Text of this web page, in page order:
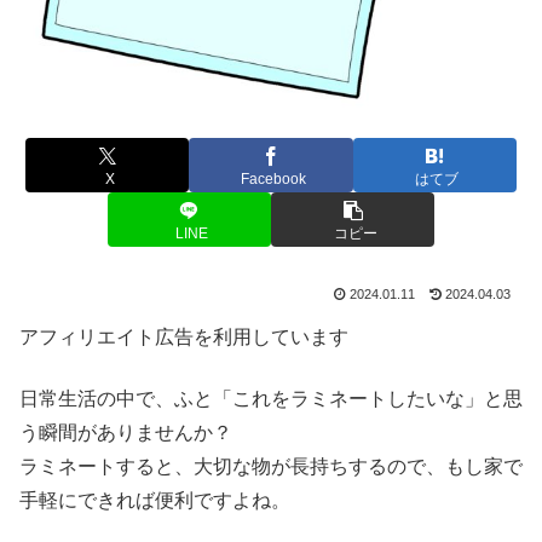
X Facebook はてブ
LINE コピー
2024.01.11 2024.04.03
アフィリエイト広告を利用しています
日常生活の中で、ふと「これをラミネートしたいな」と思
う瞬間がありませんか？
ラミネートすると、大切な物が長持ちするので、もし家で
手軽にできれば便利ですよね。